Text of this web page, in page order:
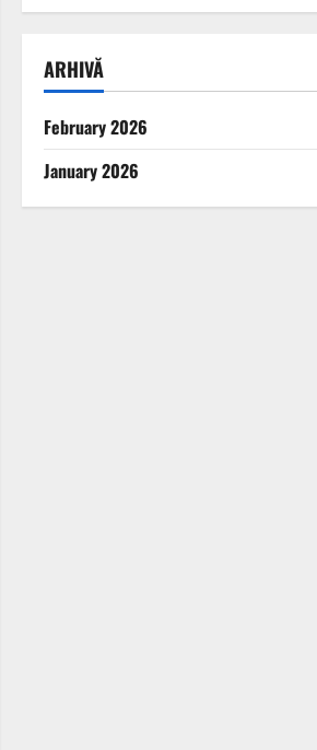
ARHIVĂ
February 2026
January 2026